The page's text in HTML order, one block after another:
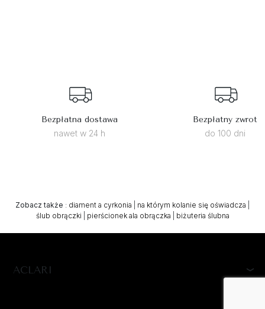
Bezpłatna dostawa
nawet w 24 h
Bezpłatny zwrot
do 100 dni
Zobacz także : diament a cyrkonia na którym kolanie się oświadcza
ślub obrączki
pierścionek ala obrączka biżuteria ślubna
ACLARI